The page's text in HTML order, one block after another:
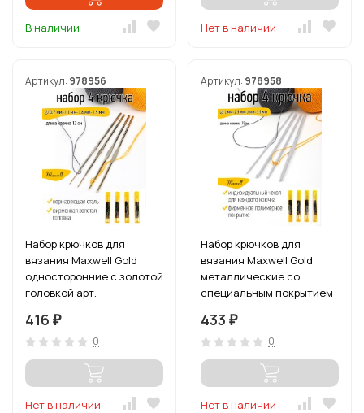
В наличии Нет в наличии
Артикул: 978956
Набор крючков для
вязания Maxwell Gold
односторонние с золотой
головкой арт.
мм/ 1.6 мм/ 1.9 мм)
416 ₽
0
Нет в наличии
Артикул: 978958
Набор крючков для
вязания Maxwell Gold
металлические со
специальным покрытием
2.5 мм/ 3.0 мм/ 3.5 мм)
433 ₽
0
Нет в наличии